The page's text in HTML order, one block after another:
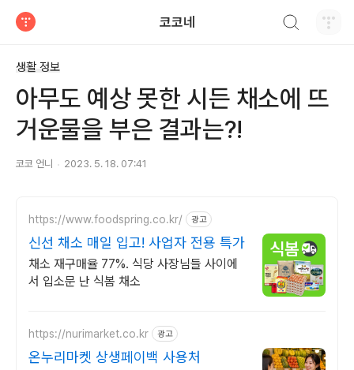
코코네
생활 정보
아무도 예상 못한 시든 채소에 뜨
거운물을 부은 결과는?!
코코 언니 2023. 5. 18. 07:41
https://www.foodspring.co.kr/ 광고
신선 채소 매일 입고! 사업자 전용 특가
채소 재구매율 77%. 식당 사장님들 사이에
서 입소문 난 식봄 채소
https://nurimarket.co.kr 광고
온누리마켓 상생페이백 사용처